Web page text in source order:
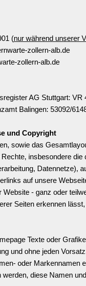
(nur während unserer
zollern-alb.de
zollern-alb.de
AG Stuttgart: VR
Balingen: 53092/
und Copyright
sowie das
insbesondere
Datennetze),
auf unsere
Website - ganz oder
Seiten erkennen
Texte oder
und ohne jeden
oder Markennamen
diese Namen